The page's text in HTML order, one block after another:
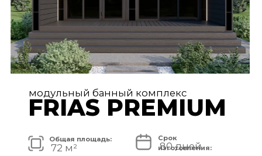
80 дней
48 м²
Общая площадь:
модульный банный комплекс
TISAN LUXE